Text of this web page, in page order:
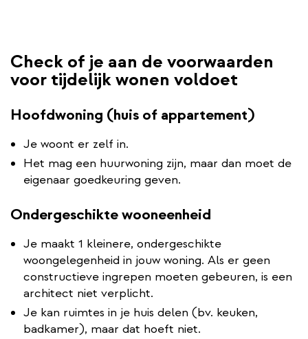
Check of je aan de voorwaarden
voor tijdelijk wonen voldoet
Hoofdwoning (huis of appartement)
Je woont er zelf in.
Het mag een huurwoning zijn, maar dan moet de
eigenaar goedkeuring geven.
Ondergeschikte wooneenheid
Je maakt 1 kleinere, ondergeschikte
woongelegenheid in jouw woning. Als er geen
constructieve ingrepen moeten gebeuren, is een
architect niet verplicht.
Je kan ruimtes in je huis delen (bv. keuken,
badkamer), maar dat hoeft niet.